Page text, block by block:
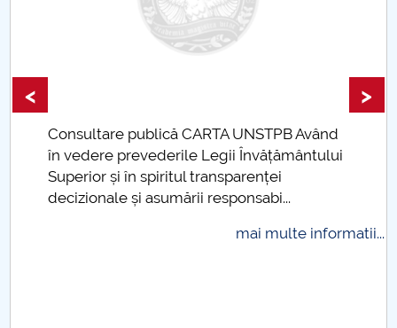
IOSUD/CSUD-Doctorate
Comisie de etica unversitară
Evenimente CUP
Accesibilitate pentru studenții cu dizabilități
Raportul Conducerii Centrului Universitar Pitești
privind implementarea Planului Operațional 2020-
Consultare publică CARTA UNSTPB Având
în vedere prevederile Legii Învățământului
Superior și în spiritul transparenței
decizionale și asumării responsabi...
mai multe informatii...
< >